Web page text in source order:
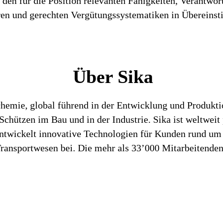
gerechten Vergütungssystematiken in
Über Sika
global führend in der Entwicklung und
im Bau und in der Industrie. Sika ist
innovative Technologien für Kunden rund
bei. Die mehr als 33’000